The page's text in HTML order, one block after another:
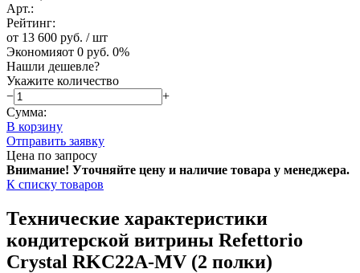
Арт.:
Рейтинг:
от 13 600 руб. / шт
Экономияот 0 руб. 0%
Нашли дешевле?
Укажите количество
−
+
Сумма:
В корзину
Отправить заявку
Цена по запросу
Внимание! Уточняйте цену и наличие товара у менеджера.
К списку товаров
Технические характеристики
кондитерской витрины Refettorio
Crystal RKC22A-MV (2 полки)